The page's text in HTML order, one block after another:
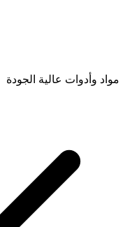
مواد وأدوات عالية الجودة